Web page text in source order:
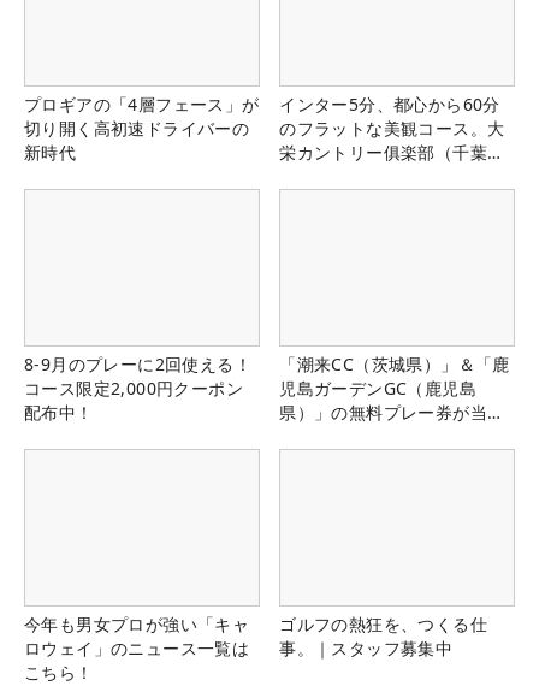
プロギアの「4層フェース」が
切り開く高初速ドライバーの
新時代
インター5分、都心から60分
のフラットな美観コース。大
栄カントリー俱楽部（千葉
8-9月のプレーに2回使える！
コース限定2,000円クーポン
配布中！
「潮来CC（茨城県）」＆「鹿
児島ガーデンGC（鹿児島
県）」の無料プレー券が当た
今年も男女プロが強い「キャ
ロウェイ」のニュース一覧は
こちら！
ゴルフの熱狂を、つくる仕
事。｜スタッフ募集中